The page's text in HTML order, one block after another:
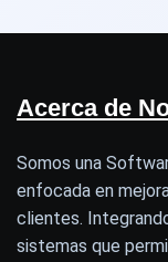
Acerca de
Somos una
enfocada en
clientes.
sistemas que